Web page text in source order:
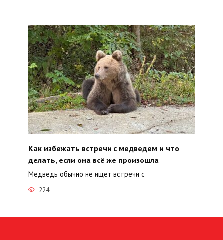
Как избежать встречи с медведем и что
делать, если она всё же произошла
Медведь обычно не ищет встречи с
224